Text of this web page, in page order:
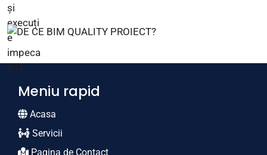
Meniu rapid
Acasa
Servicii
Pagina de Contact